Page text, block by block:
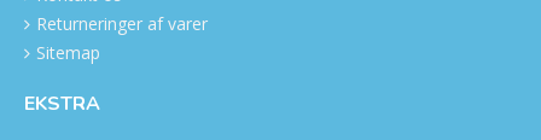
Returneringer af varer
Sitemap
EKSTRA